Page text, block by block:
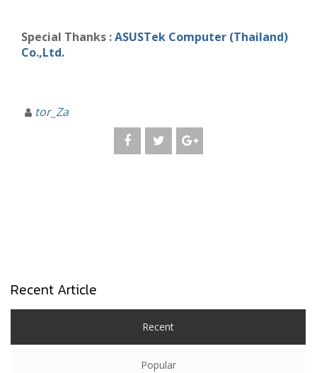
Special Thanks :ASUSTek Computer (Thailand)
Co.,Ltd.
tor_Za
Recent Article
Recent
Popular